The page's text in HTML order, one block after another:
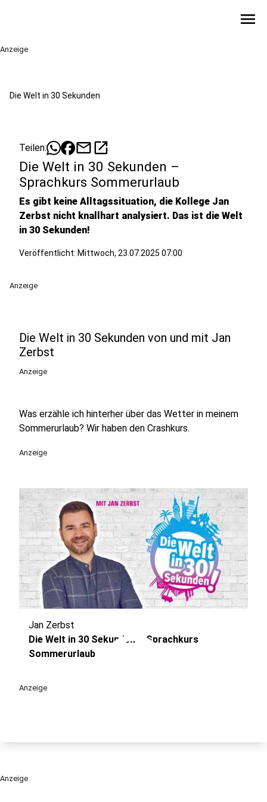
menu
Anzeige
Die Welt in 30 Sekunden
Teilen: mailopen_in_new
Die Welt in 30 Sekunden –
Sprachkurs Sommerurlaub
Es gibt keine Alltagssituation, die Kollege Jan
Zerbst nicht knallhart analysiert. Das ist die Welt
in 30 Sekunden!
Veröffentlicht: Mittwoch, 23.07.2025 07:00
Anzeige
Die Welt in 30 Sekunden von und mit Jan
Zerbst
Anzeige
Was erzähle ich hinterher über das Wetter in meinem
Sommerurlaub? Wir haben den Crashkurs.
Anzeige
play_circle
Jan Zerbst
Die Welt in 30 Sekunden – Sprachkurs
Sommerurlaub
Anzeige
Anzeige